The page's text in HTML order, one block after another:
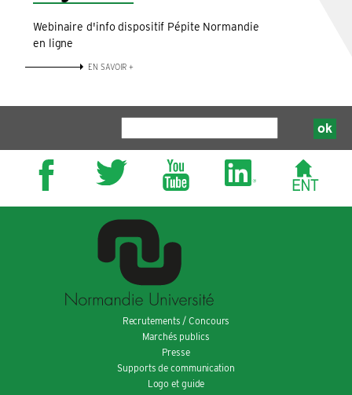
Webinaire d'info dispositif Pépite Normandie
en ligne
EN SAVOIR +
Recrutements / Concours
Marchés publics
Presse
Supports de communication
Logo et guide